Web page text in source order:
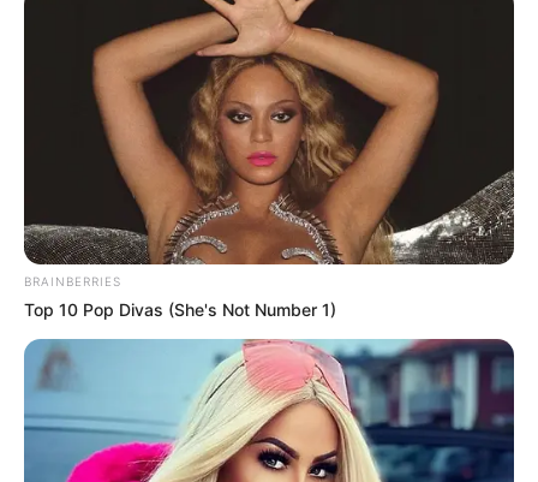
Masa Tayang: Senin – Minggu, jam 21:30 WIB
BRAINBERRIES
Top 10 Pop Divas (She's Not Number 1)